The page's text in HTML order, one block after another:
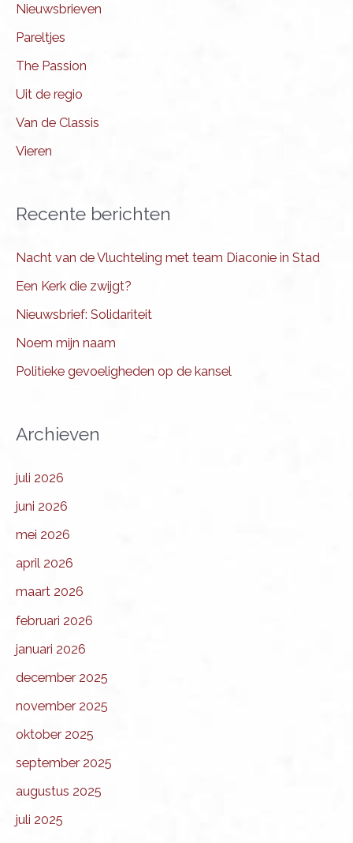
Nieuwsbrieven
Pareltjes
The Passion
Uit de regio
Van de Classis
Vieren
Recente berichten
Nacht van de Vluchteling met team Diaconie in Stad
Een Kerk die zwijgt?
Nieuwsbrief: Solidariteit
Noem mijn naam
Politieke gevoeligheden op de kansel
Archieven
juli 2026
juni 2026
mei 2026
april 2026
maart 2026
februari 2026
januari 2026
december 2025
november 2025
oktober 2025
september 2025
augustus 2025
juli 2025